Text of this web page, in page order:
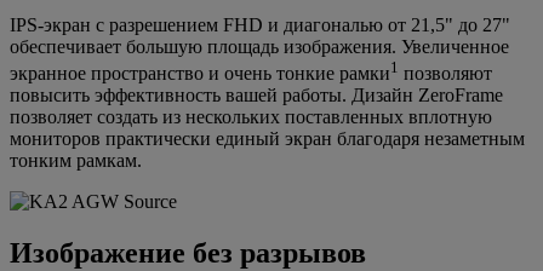
IPS-экран с разрешением FHD и диагональю от 21,5" до 27"
обеспечивает большую площадь изображения. Увеличенное
экранное пространство и очень тонкие рамки1 позволяют
повысить эффективность вашей работы. Дизайн ZeroFrame
позволяет создать из нескольких поставленных вплотную
мониторов практически единый экран благодаря незаметным
тонким рамкам.
Изображение без разрывов